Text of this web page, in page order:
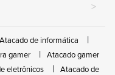
>
Atacado de informática
gamer
Atacado gamer
eletrônicos
Atacado de